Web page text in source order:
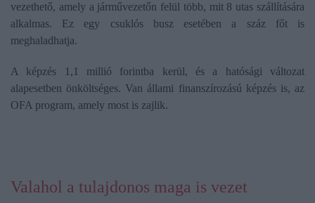
vezethető, amely a járművezetőn felül több, mit 8 utas szállítására
alkalmas. Ez egy csuklós busz esetében a száz főt is
meghaladhatja.
A képzés 1,1 millió forintba kerül, és a hatósági változat
alapesetben önköltséges. Van állami finanszírozású képzés is, az
OFA program, amely most is zajlik.
Valahol a tulajdonos maga is vezet